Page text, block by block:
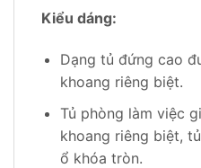
Kiểu dáng:
Dạng tủ đứng cao
khoang riêng biệt.
Tủ phòng làm việc
khoang riêng biệt,
ổ khóa tròn.